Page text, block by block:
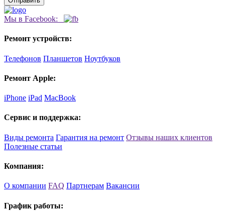
Мы в Facebook:
Ремонт устройств:
Телефонов Планшетов Ноутбуков
Ремонт Apple:
iPhone iPad MacBook
Сервис и поддержка:
Виды ремонта Гарантия на ремонт Отзывы наших клиентов
Полезные статьи
Компания:
О компании FAQ Партнерам Вакансии
График работы: